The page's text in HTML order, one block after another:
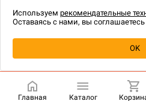
Уведомить
технологии.
Главная Каталог
Используем рекомендательные
Оставаясь с нами, вы
OK